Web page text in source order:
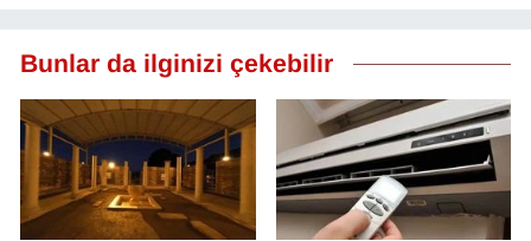
Bunlar da ilginizi çekebilir